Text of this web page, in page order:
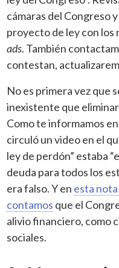
cámaras del Congreso
proyecto de ley con los
ads. También
contestan,
No es primera vez que
inexistente que
Como te informamos en
circuló un video en el
ley de perdón” estaba
deuda para todos los
era falso. Y en esta
contamos que el
alivio financiero, como
sociales.